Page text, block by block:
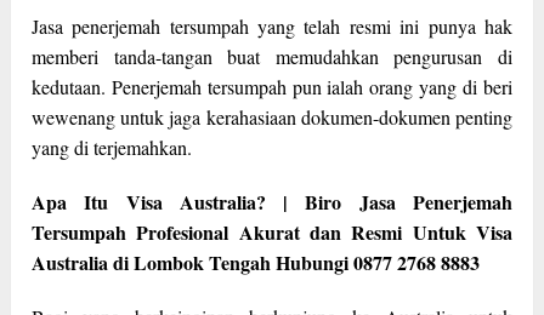
Jasa penerjemah tersumpah yang telah resmi ini punya hak
memberi tanda-tangan buat memudahkan pengurusan di
kedutaan. Penerjemah tersumpah pun ialah orang yang di beri
wewenang untuk jaga kerahasiaan dokumen-dokumen penting
yang di terjemahkan.
Apa Itu Visa Australia? | Biro Jasa Penerjemah
Tersumpah Profesional Akurat dan Resmi Untuk Visa
Australia di Lombok Tengah Hubungi 0877 2768 8883